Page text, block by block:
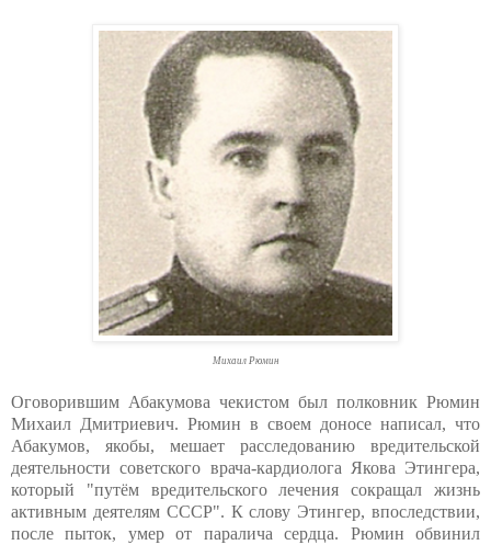
Михаил Рюмин
Оговорившим Абакумова чекистом был полковник Рюмин
Михаил Дмитриевич. Рюмин в своем доносе написал, что
Абакумов, якобы, мешает расследованию вредительской
деятельности советского врача-кардиолога Якова Этингера,
который "путём вредительского лечения сокращал жизнь
активным деятелям СССР". К слову Этингер, впоследствии,
после пыток, умер от паралича сердца. Рюмин обвинил